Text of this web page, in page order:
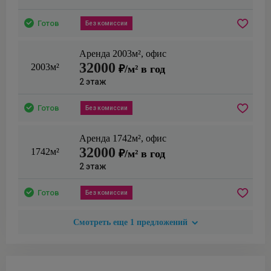
Готов Без комиссии
2003м²
Аренда 2003м², офис
32000 ₽/м² в год
2этаж
Готов Без комиссии
1742м²
Аренда 1742м², офис
32000 ₽/м² в год
2этаж
Готов Без комиссии
Смотреть еще 1 предложений